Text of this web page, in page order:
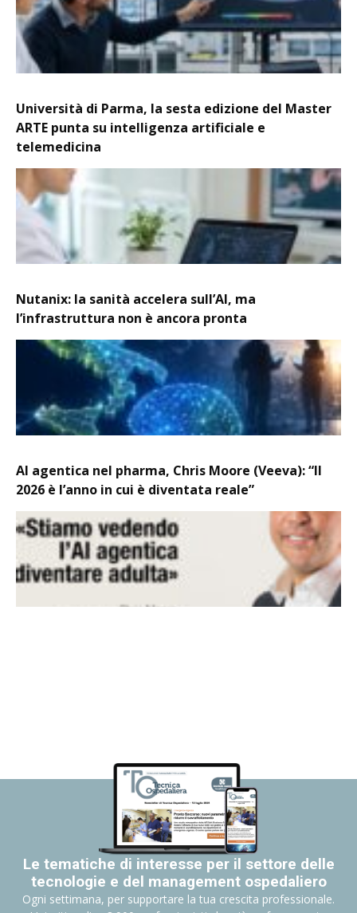
Università di Parma, la sesta edizione del Master
ARTE punta su intelligenza artificiale e
telemedicina
Nutanix: la sanità accelera sull’AI, ma
l’infrastruttura non è ancora pronta
AI agentica nel pharma, Chris Moore (Veeva): “Il
2026 è l’anno in cui è diventata reale”
Le tematiche di interesse per il settore delle
tecnologie e del management ospedaliero
Ogni settimana, per supportare la tua crescita professionale.